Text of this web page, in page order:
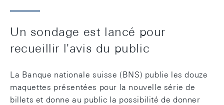
Un sondage est lancé pour
recueillir l'avis du public
La Banque nationale suisse (BNS) publie les douze
maquettes présentées pour la nouvelle série de
billets et donne au public la possibilité de donner